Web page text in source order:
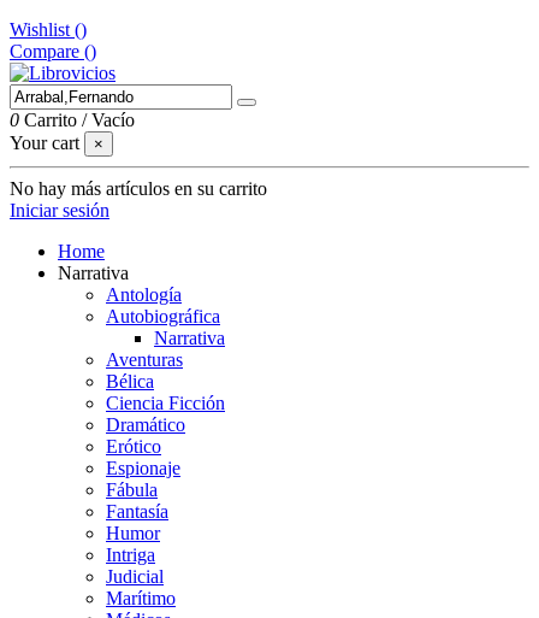
Wishlist ()
Compare ()
0 Carrito /Vacío
Your cart
×
No hay más artículos en su carrito
Iniciar sesión
Home
Narrativa
Antología
Autobiográfica
Narrativa
Aventuras
Bélica
Ciencia Ficción
Dramático
Erótico
Espionaje
Fábula
Fantasía
Humor
Intriga
Judicial
Marítimo